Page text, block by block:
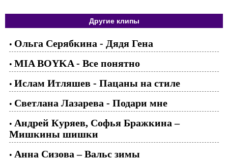
Другие клипы
• Ольга Серябкина - Дядя Гена
• MIA BOYKA - Все понятно
• Ислам Итляшев - Пацаны на стиле
• Светлана Лазарева - Подари мне
• Андрей Куряев, Софья Бражкина –
Мишкины шишки
• Анна Сизова – Вальс зимы